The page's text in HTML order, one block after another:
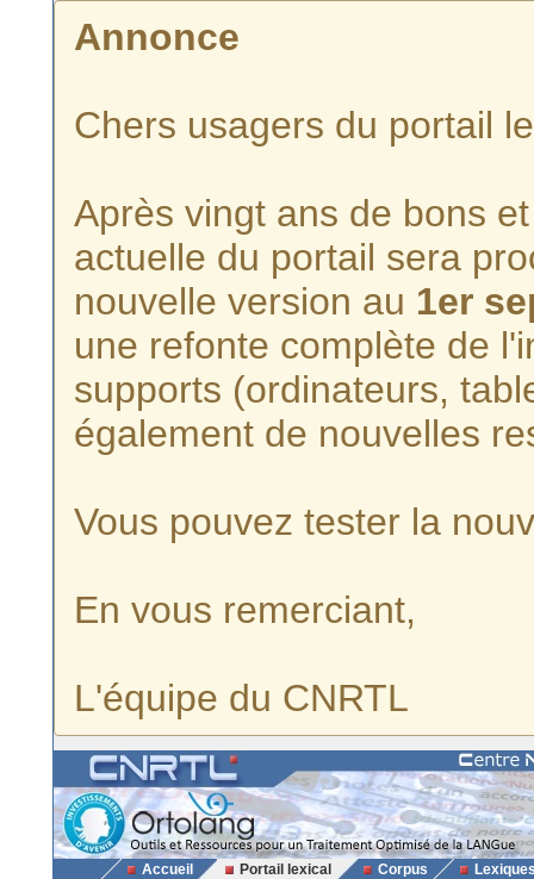
Annonce
Chers usagers du portail
Après vingt ans de bons
actuelle du portail sera
nouvelle version au 1er
une refonte complète de
supports (ordinateurs,
également de nouvelles
Vous pouvez tester la
En vous remerciant,
L'équipe du CNRTL
Accueil Portail lexical Corpus